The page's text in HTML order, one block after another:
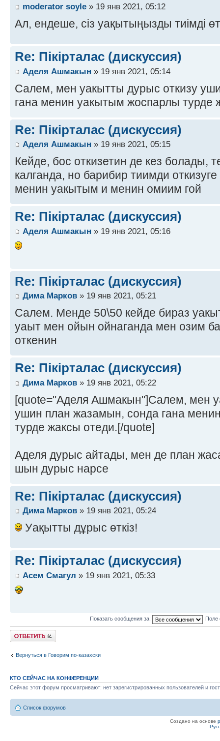
moderator soyle » 19 янв 2021, 05:12
Ал, ендеше, сіз уақытыңызды тиімді
Re: Пікірталас (дискуссия)
Аделя Ашмакын » 19 янв 2021, 05:14
Салем, мен уакытты дурыс откизу
гана менин уакытым жоспарлы турде
Re: Пікірталас (дискуссия)
Аделя Ашмакын » 19 янв 2021, 05:15
Кейде, бос откизетин де кез болады,
калганда, но барибир тиимди
менин уакытым и менин омиим гой
Re: Пікірталас (дискуссия)
Аделя Ашмакын » 19 янв 2021, 05:16
Re: Пікірталас (дискуссия)
Дима Марков » 19 янв 2021, 05:21
Салем. Менде 50\50 кейде бираз
уаыт мен ойын ойнаганда мен озим
откенин
Re: Пікірталас (дискуссия)
Дима Марков » 19 янв 2021, 05:22
[quote="Аделя Ашмакын"]Салем, мен
ушин план жазамын, сонда гана
турде жаксы отеди.[/quote]
Аделя дурыс айтады, мен де план
шын дурыс нарсе
Re: Пікірталас (дискуссия)
Дима Марков » 19 янв 2021, 05:24
Уақытты дұрыс өткіз!
Re: Пікірталас (дискуссия)
Асем Смагул » 19 янв 2021, 05:33
Показать сообщения за: Поле
Ответить
Вернуться в Говорим по-казахски
КТО СЕЙЧАС НА КОНФЕРЕНЦИИ
Сейчас этот форум просматривают: нет зарегистрированных пользователей и
Список форумов
Создано на основе